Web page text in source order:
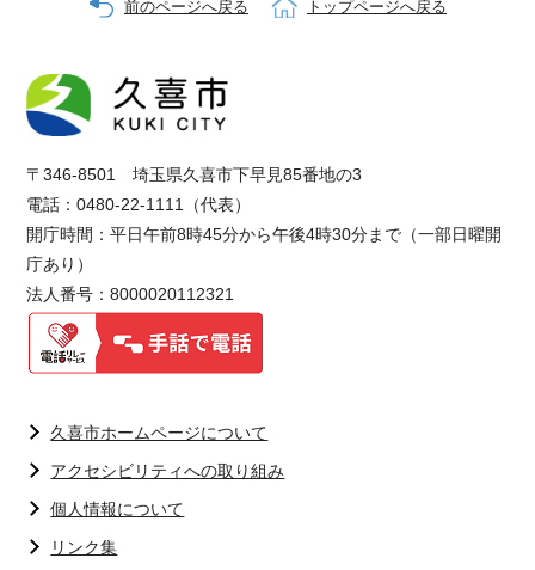
前のページへ戻る トップページへ戻る
〒346-8501 埼玉県久喜市下早見85番地の3
電話：0480-22-1111（代表）
開庁時間：平日午前8時45分から午後4時30分まで（一部日曜開
庁あり）
法人番号：8000020112321
久喜市ホームページについて
アクセシビリティへの取り組み
個人情報について
リンク集